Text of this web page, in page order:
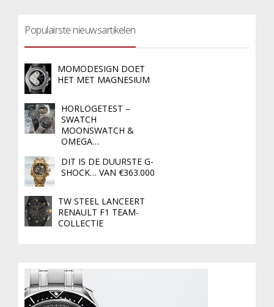
Populairste nieuwsartikelen
MOMODESIGN DOET
HET MET MAGNESIUM
HORLOGETEST –
SWATCH
MOONSWATCH &
OMEGA…
DIT IS DE DUURSTE G-
SHOCK… VAN €363.000
TW STEEL LANCEERT
RENAULT F1 TEAM-
COLLECTIE